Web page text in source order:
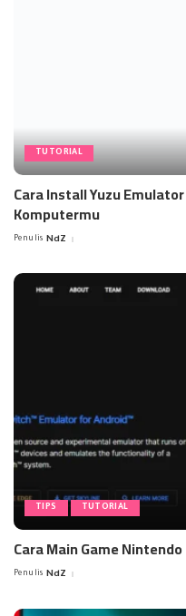
TUTORIAL
Cara Install Yuzu
Komputermu
Posted
Penulis NdZ
TIPS TUTORIAL
Cara Main Game
Posted
Penulis NdZ